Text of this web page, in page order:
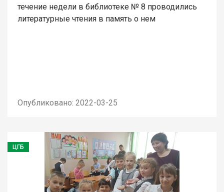
течение недели в библиотеке № 8 проводились
литературные чтения в память о нем
Опубликовано: 2022-03-25
ЦГБ